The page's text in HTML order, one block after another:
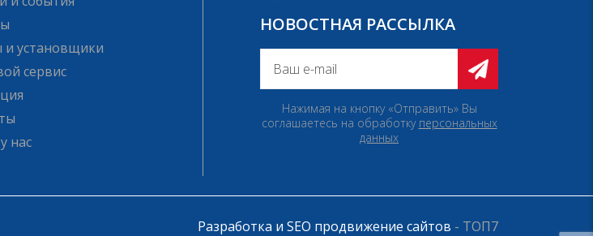
установщики
сервис
нас
НОВОСТНАЯ РАССЫЛКА
Нажимая на кнопку «Отправить» Вы
соглашаетесь на обработку персональных
данных
Разработка и SEO продвижение сайтов - ТОП7